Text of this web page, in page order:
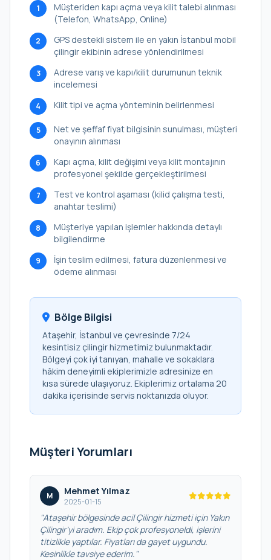
1
Müşteriden kapı açma veya kilit talebi alınması
(Telefon, WhatsApp, Online)
2
GPS destekli sistem ile en yakın İstanbul mobil
çilingir ekibinin adrese yönlendirilmesi
3
Adrese varış ve kapı/kilit durumunun teknik
incelemesi
4 Kilit tipi ve açma yönteminin belirlenmesi
5
Net ve şeffaf fiyat bilgisinin sunulması, müşteri
onayının alınması
6
Kapı açma, kilit değişimi veya kilit montajının
profesyonel şekilde gerçekleştirilmesi
7
Test ve kontrol aşaması (kilid çalışma testi,
anahtar teslimi)
8
Müşteriye yapılan işlemler hakkında detaylı
bilgilendirme
9
İşin teslim edilmesi, fatura düzenlenmesi ve
ödeme alınması
Bölge Bilgisi
Ataşehir, İstanbul ve çevresinde 7/24
kesintisiz çilingir hizmetimiz bulunmaktadır.
Bölgeyi çok iyi tanıyan, mahalle ve sokaklara
hâkim deneyimli ekiplerimizle adresinize en
kısa sürede ulaşıyoruz. Ekiplerimiz ortalama 20
dakika içerisinde servis noktanızda oluyor.
Müşteri Yorumları
M Mehmet Yılmaz
2025-01-15
"Ataşehir bölgesinde acil Çilingir hizmeti için Yakın
Çilingir’yi aradım. Ekip çok profesyoneldi, işlerini
titizlikle yaptılar. Fiyatları da gayet uygundu.
Kesinlikle tavsiye ederim."